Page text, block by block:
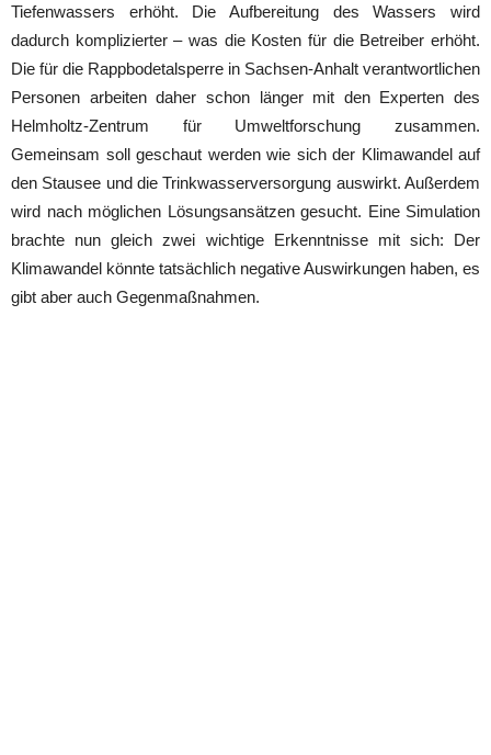
Tiefenwassers erhöht. Die Aufbereitung des Wassers wird
dadurch komplizierter – was die Kosten für die Betreiber erhöht.
Die für die Rappbodetalsperre in Sachsen-Anhalt verantwortlichen
Personen arbeiten daher schon länger mit den Experten des
Helmholtz-Zentrum für Umweltforschung zusammen.
Gemeinsam soll geschaut werden wie sich der Klimawandel auf
den Stausee und die Trinkwasserversorgung auswirkt. Außerdem
wird nach möglichen Lösungsansätzen gesucht. Eine Simulation
brachte nun gleich zwei wichtige Erkenntnisse mit sich: Der
Klimawandel könnte tatsächlich negative Auswirkungen haben, es
gibt aber auch Gegenmaßnahmen.